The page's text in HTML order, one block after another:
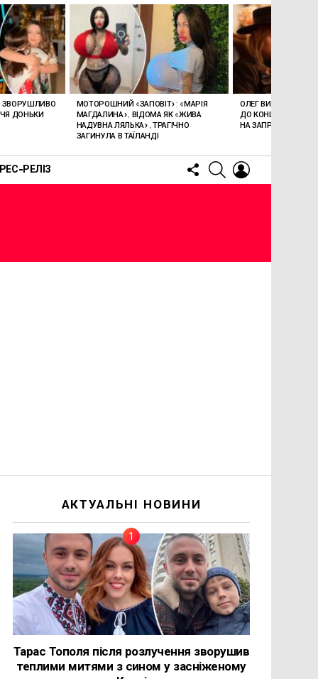
РЕЛІЗ
FOLLOW
US
SEARCH
ЗВОРУШЛИВО
ДОНЬКИ
МОТОРОШНИЙ «ЗАПОВІТ»: «МАРІЯ
МАГДАЛИНА», ВІДОМА ЯК «ЖИВА
НАДУВНА ЛЯЛЬКА», ТРАГІЧНО
ЗАГИНУЛА В ТАЇЛАНДІ
ОЛЕГ ВИННИК
ДО КОНЦЕРТУ В
НА ЗАПРОШЕННЯ
АКТУАЛЬНІ НОВИНИ
Тарас Тополя після розлучення зворушив
теплими митями з сином у засніженому